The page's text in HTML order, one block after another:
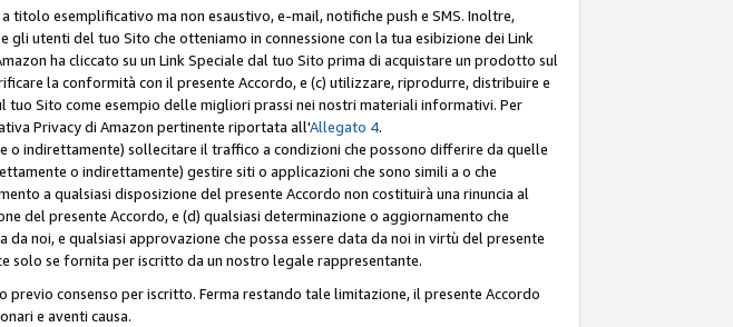
esemplificativo ma non esaustivo, e-mail, notifiche push e SMS. Inoltre,
utenti del tuo Sito che otteniamo in connessione con la tua esibizione dei Link
ha cliccato su un Link Speciale dal tuo Sito prima di acquistare un prodotto sul
la conformità con il presente Accordo, e (c) utilizzare, riprodurre, distribuire e
Sito come esempio delle migliori prassi nei nostri materiali informativi. Per
Privacy di Amazon pertinente riportata all'Allegato 4.
o indirettamente) sollecitare il traffico a condizioni che possono differire da quelle
o indirettamente) gestire siti o applicazioni che sono simili a o che
a qualsiasi disposizione del presente Accordo non costituirà una rinuncia al
del presente Accordo, e (d) qualsiasi determinazione o aggiornamento che
noi, e qualsiasi approvazione che possa essere data da noi in virtù del presente
solo se fornita per iscritto da un nostro legale rappresentante.
consenso per iscritto. Ferma restando tale limitazione, il presente Accordo
e aventi causa.